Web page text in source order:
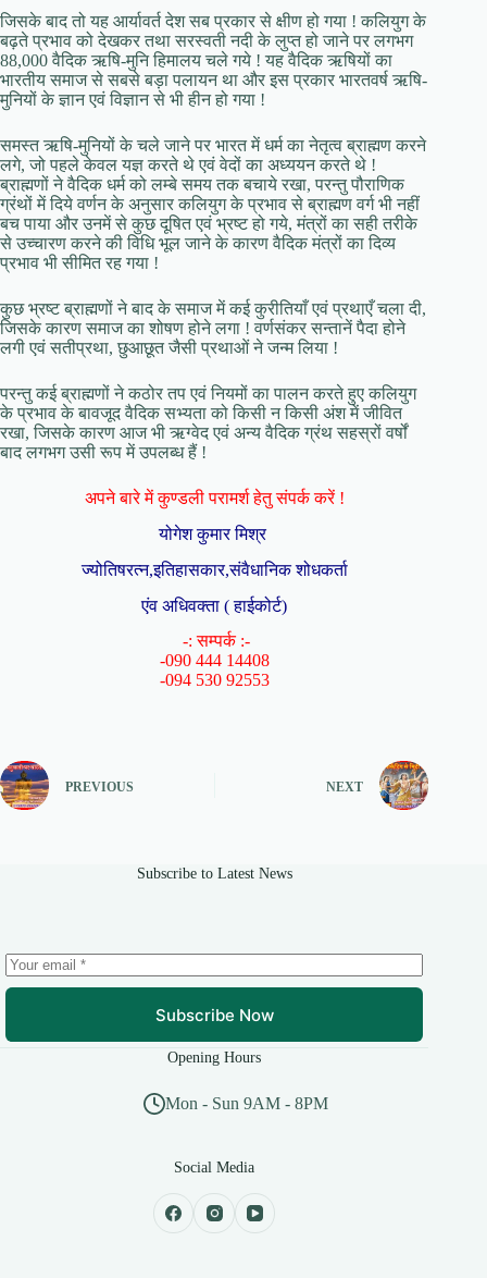
जिसके बाद तो यह आर्यावर्त देश सब प्रकार से क्षीण हो गया ! कलियुग के
बढ़ते प्रभाव को देखकर तथा सरस्वती नदी के लुप्त हो जाने पर लगभग
88,000 वैदिक ऋषि-मुनि हिमालय चले गये ! यह वैदिक ऋषियों का
भारतीय समाज से सबसे बड़ा पलायन था और इस प्रकार भारतवर्ष ऋषि-
मुनियों के ज्ञान एवं विज्ञान से भी हीन हो गया !
समस्त ऋषि-मुनियों के चले जाने पर भारत में धर्म का नेतृत्व ब्राह्मण करने
लगे, जो पहले केवल यज्ञ करते थे एवं वेदों का अध्ययन करते थे !
ब्राह्मणों ने वैदिक धर्म को लम्बे समय तक बचाये रखा, परन्तु पौराणिक
ग्रंथों में दिये वर्णन के अनुसार कलियुग के प्रभाव से ब्राह्मण वर्ग भी नहीं
बच पाया और उनमें से कुछ दूषित एवं भ्रष्ट हो गये, मंत्रों का सही तरीके
से उच्चारण करने की विधि भूल जाने के कारण वैदिक मंत्रों का दिव्य
प्रभाव भी सीमित रह गया !
कुछ भ्रष्ट ब्राह्मणों ने बाद के समाज में कई कुरीतियाँ एवं प्रथाएँ चला दी,
जिसके कारण समाज का शोषण होने लगा ! वर्णसंकर सन्तानें पैदा होने
लगी एवं सतीप्रथा, छुआछूत जैसी प्रथाओं ने जन्म लिया !
परन्तु कई ब्राह्मणों ने कठोर तप एवं नियमों का पालन करते हुए कलियुग
के प्रभाव के बावजूद वैदिक सभ्यता को किसी न किसी अंश में जीवित
रखा, जिसके कारण आज भी ऋग्वेद एवं अन्य वैदिक ग्रंथ सहस्रों वर्षों
बाद लगभग उसी रूप में उपलब्ध हैं !
अपने बारे में कुण्डली परामर्श हेतु संपर्क करें !
योगेश कुमार मिश्र
ज्योतिषरत्न,इतिहासकार,संवैधानिक शोधकर्ता
एंव अधिवक्ता ( हाईकोर्ट)
-: सम्पर्क :-
-090 444 14408
-094 530 92553
PREVIOUS NEXT
Subscribe to Latest News
Subscribe Now
Opening Hours
Mon - Sun 9AM - 8PM
Social Media